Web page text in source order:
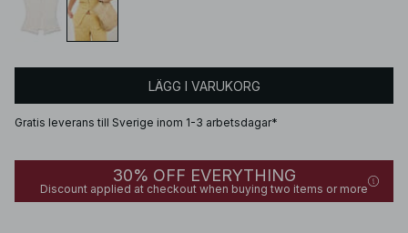
LÄGG I VARUKORG
Gratis leverans till Sverige inom 1-3 arbetsdagar*
30% OFF EVERYTHING
Discount applied at checkout when buying two items or more